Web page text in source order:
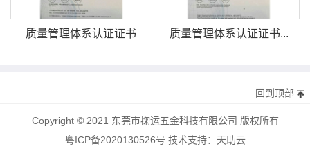
质量管理体系认证证书 质量管理体系认证证书...
回到顶部
Copyright © 2021 东莞市掬运五金科技有限公司 版权所有
粤ICP备2020130526号 技术支持： 天助云